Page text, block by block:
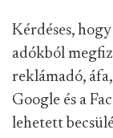
Kérdéses,
adókból
reklámadó,
Google és a
lehetett